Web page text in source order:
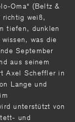
Oma“ (Beltz &
richtig weiß,
tiefen, dunklen
was die
September
aus seinem
Axel Scheff­ler in
Lange und
unterstützt von
und